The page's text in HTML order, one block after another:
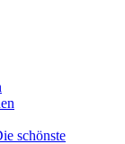
schönste